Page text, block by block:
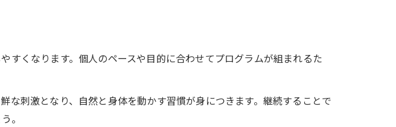
ーソナルジムのダンス習慣
トの魅力
ンスと歩くの脂肪燃焼力
続けやすい理由を解説
とウォーキングの違い
すくなります。個人のペースや目的に合わせてプログラムが組まれるた
刺激となり、自然と身体を動かす習慣が身につきます。継続することで
。